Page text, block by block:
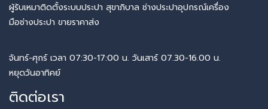
ผู้รับเหมาติดตั้งระบบประปา สุขาภิบาล ช่างประปาอุปกรณ์เครื่อง
มือช่างประปา ขายราคาส่ง
จันทร์-ศุกร์ เวลา 07:30-17:00 น. วันเสาร์ 07.30-16.00 น.
หยุดวันอาทิคย์
ติดต่อเรา